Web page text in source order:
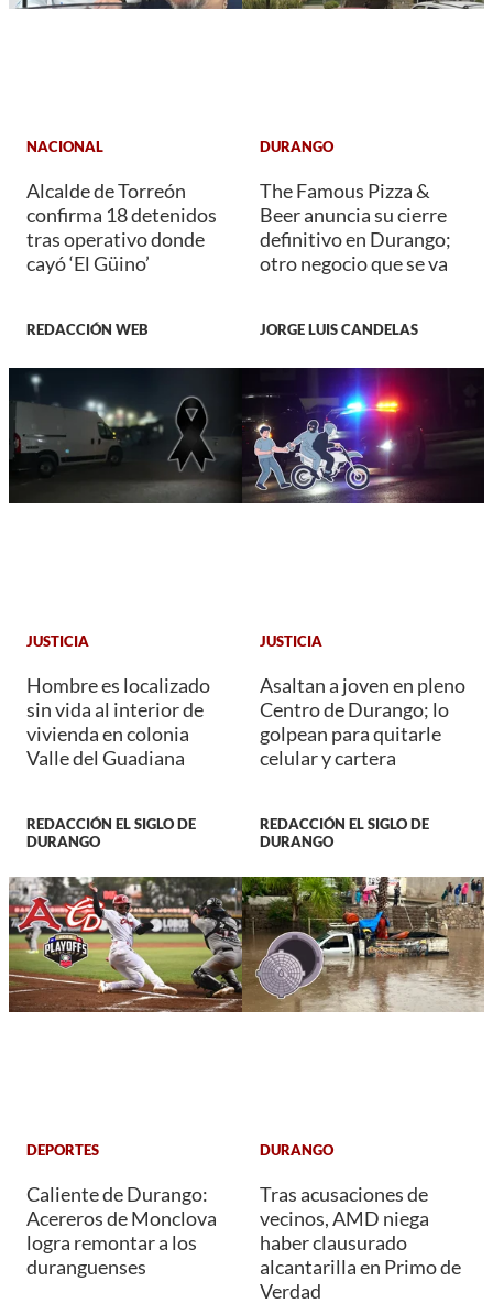
NACIONAL
Alcalde de Torreón
confirma 18 detenidos
tras operativo donde
cayó ‘El Güino’
REDACCIÓN WEB
DURANGO
The Famous Pizza &
Beer anuncia su cierre
definitivo en Durango;
otro negocio que se va
JORGE LUIS CANDELAS
JUSTICIA
Hombre es localizado
sin vida al interior de
vivienda en colonia
Valle del Guadiana
REDACCIÓN EL SIGLO DE
DURANGO
JUSTICIA
Asaltan a joven en pleno
Centro de Durango; lo
golpean para quitarle
celular y cartera
REDACCIÓN EL SIGLO DE
DURANGO
DEPORTES
Caliente de Durango:
Acereros de Monclova
logra remontar a los
duranguenses
DURANGO
Tras acusaciones de
vecinos, AMD niega
haber clausurado
alcantarilla en Primo de
Verdad